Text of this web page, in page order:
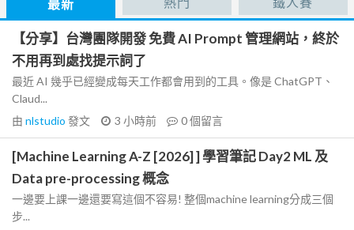
最新
【分享】台灣團隊開發 免費 AI Prompt 管理網站，終於
不用再到處找提示詞了
最近 AI 幾乎已經變成每天工作都會用到的工具。像是 ChatGPT、
Claud...
由 nlstudio 發文 3 小時前 0個留言
[Machine Learning A-Z [2026] ] 學習筆記 Day2 ML 及
Data pre-processing 概念
一邊要上課一邊還要寫這個不容易! 整個machine learning分成三個
步...